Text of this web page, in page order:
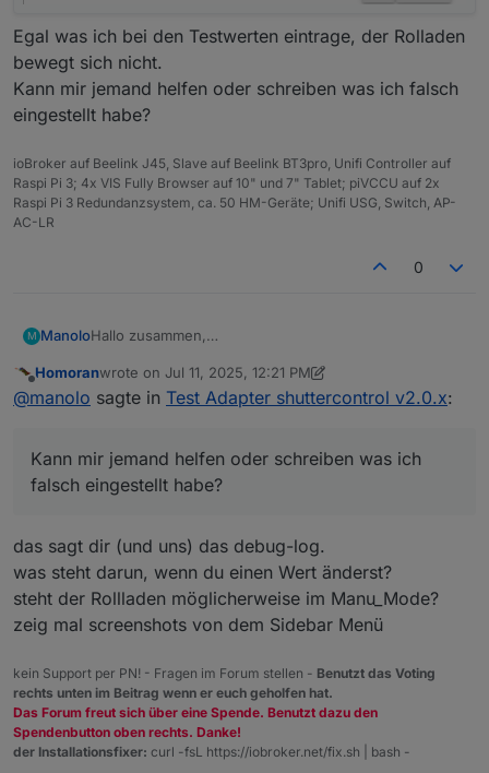
Egal was ich bei den Testwerten eintrage, der Rolladen
bewegt sich nicht.
Kann mir jemand helfen oder schreiben was ich falsch
eingestellt habe?
ioBroker auf Beelink J45, Slave auf Beelink BT3pro, Unifi Controller auf
Raspi Pi 3; 4x VIS Fully Browser auf 10" und 7" Tablet; piVCCU auf 2x
Raspi Pi 3 Redundanzsystem, ca. 50 HM-Geräte; Unifi USG, Switch, AP-
AC-LR
0
M ManoloHallo zusammen,
dem Adapter.
Inzwischen funktioniert das Öffnen und Schließen der
Schlafzimmer EInstellungen.
Was ich aber bisher nicht hin bekommen habe ist die
Sonnenschutzeinstellung.
herunter.
Hier die Einstellungen:
Homoranwrote on Jul 11, 2025, 12:21 PM
last edited by HomoranJul 11, 2025, 2:22 PM
@manolo sagte in Test Adapter shuttercontrol v2.0.x:
Kann mir jemand helfen oder schreiben was ich
falsch eingestellt habe?
das sagt dir (und uns) das debug-log.
was steht darun, wenn du einen Wert änderst?
steht der Rollladen möglicherweise im Manu_Mode?
zeig mal screenshots von dem Sidebar Menü
kein Support per PN! - Fragen im Forum stellen - Benutzt das Voting
rechts unten im Beitrag wenn er euch geholfen hat.
Das Forum freut sich über eine Spende. Benutzt dazu den
Spendenbutton oben rechts. Danke!
der Installationsfixer: curl -fsL https://iobroker.net/fix.sh | bash -